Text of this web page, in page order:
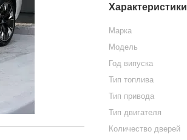
Характеристики
Марка
Модель
Год випуска
Тип топлива
Тип привода
Тип двигателя
Количество дверей